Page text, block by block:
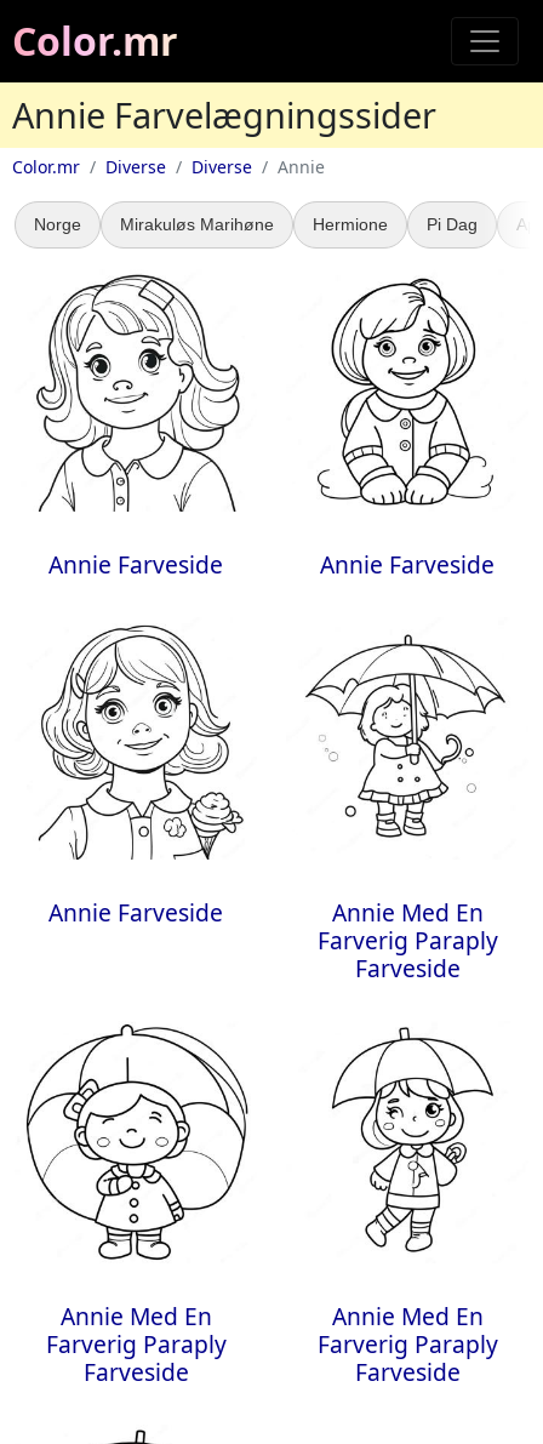
Color.mr
Annie Farvelægningssider
Color.mr Diverse Diverse Annie
Norge Mirakuløs Marihøne Hermione Pi Dag
Annie Farveside Annie Farveside
Annie Farveside
Annie Med En
Farverig Paraply
Farveside
Annie Med En
Farverig Paraply
Farveside
Annie Med En
Farverig Paraply
Farveside